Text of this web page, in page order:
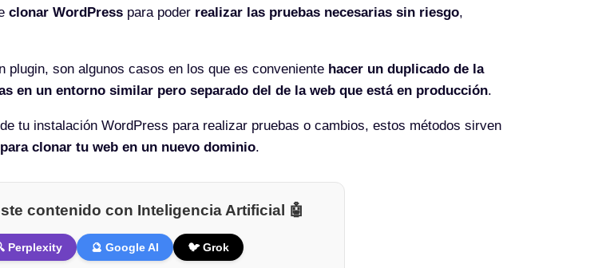
clonar WordPress para poder realizar las pruebas necesarias sin riesgo,
son algunos casos en los que es conveniente hacer un duplicado de la
en un entorno similar pero separado del de la web que está en producción.
tu instalación WordPress para realizar pruebas o cambios, estos métodos sirven
para clonar tu web en un nuevo dominio.
contenido con Inteligencia Artificial 🤖
Perplexity 🔮 Google AI 🐦 Grok